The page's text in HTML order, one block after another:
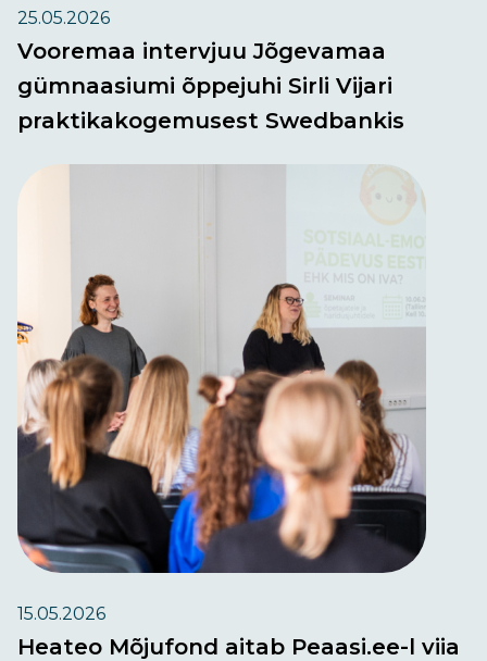
25.05.2026
Vooremaa intervjuu Jõgevamaa
gümnaasiumi õppejuhi Sirli Vijari
praktikakogemusest Swedbankis
15.05.2026
Heateo Mõjufond aitab Peaasi.ee-l viia